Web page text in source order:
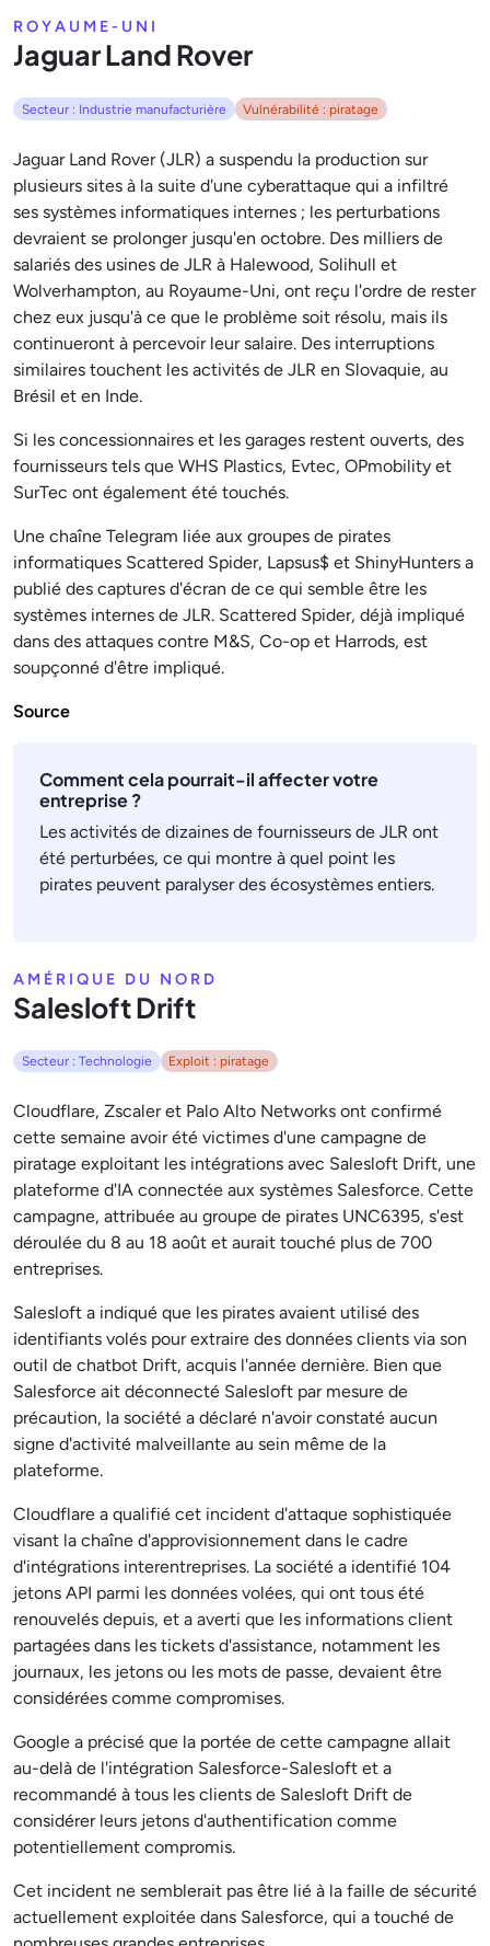
ROYAUME-UNI
Jaguar Land Rover
Secteur : Industrie manufacturière Vulnérabilité : piratage
Jaguar Land Rover (JLR) a suspendu la production sur
plusieurs sites à la suite d'une cyberattaque qui a infiltré
ses systèmes informatiques internes ; les perturbations
devraient se prolonger jusqu'en octobre. Des milliers de
salariés des usines de JLR à Halewood, Solihull et
Wolverhampton, au Royaume-Uni, ont reçu l'ordre de rester
chez eux jusqu'à ce que le problème soit résolu, mais ils
continueront à percevoir leur salaire. Des interruptions
similaires touchent les activités de JLR en Slovaquie, au
Brésil et en Inde.
Si les concessionnaires et les garages restent ouverts, des
fournisseurs tels que WHS Plastics, Evtec, OPmobility et
SurTec ont également été touchés.
Une chaîne Telegram liée aux groupes de pirates
informatiques Scattered Spider, Lapsus$ et ShinyHunters a
publié des captures d'écran de ce qui semble être les
systèmes internes de JLR. Scattered Spider, déjà impliqué
dans des attaques contre M&S, Co-op et Harrods, est
soupçonné d'être impliqué.
Source
Comment cela pourrait-il affecter votre
entreprise ?
Les activités de dizaines de fournisseurs de JLR ont
été perturbées, ce qui montre à quel point les
pirates peuvent paralyser des écosystèmes entiers.
AMÉRIQUE DU NORD
Salesloft Drift
Secteur : Technologie Exploit : piratage
Cloudflare, Zscaler et Palo Alto Networks ont confirmé
cette semaine avoir été victimes d'une campagne de
piratage exploitant les intégrations avec Salesloft Drift, une
plateforme d'IA connectée aux systèmes Salesforce. Cette
campagne, attribuée au groupe de pirates UNC6395, s'est
déroulée du 8 au 18 août et aurait touché plus de 700
entreprises.
Salesloft a indiqué que les pirates avaient utilisé des
identifiants volés pour extraire des données clients via son
outil de chatbot Drift, acquis l'année dernière. Bien que
Salesforce ait déconnecté Salesloft par mesure de
précaution, la société a déclaré n'avoir constaté aucun
signe d'activité malveillante au sein même de la
plateforme.
Cloudflare a qualifié cet incident d'attaque sophistiquée
visant la chaîne d'approvisionnement dans le cadre
d'intégrations interentreprises. La société a identifié 104
jetons API parmi les données volées, qui ont tous été
renouvelés depuis, et a averti que les informations client
partagées dans les tickets d'assistance, notamment les
journaux, les jetons ou les mots de passe, devaient être
considérées comme compromises.
Google a précisé que la portée de cette campagne allait
au-delà de l'intégration Salesforce-Salesloft et a
recommandé à tous les clients de Salesloft Drift de
considérer leurs jetons d'authentification comme
potentiellement compromis.
Cet incident ne semblerait pas être lié à la faille de sécurité
actuellement exploitée dans Salesforce, qui a touché de